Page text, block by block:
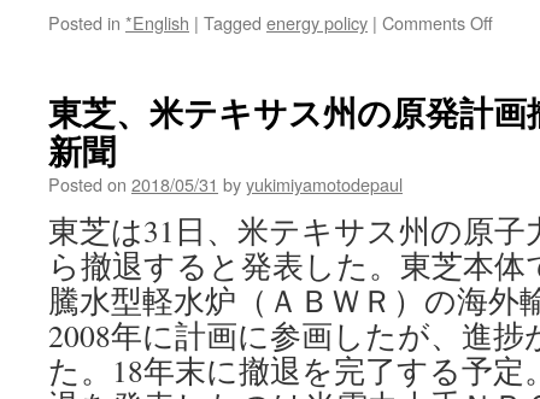
Posted in *English | Tagged energy policy | Comments Offon
US
World
Japan
東芝、米テキサス州の原発計
新聞
Posted on 2018/05/31 byyukimiyamotodepaul
東芝は31日、米テキサス州の原子
ら撤退すると発表した。東芝本
騰水型軽水炉（ＡＢＷＲ）の海外
2008年に計画に参画したが、進
た。18年末に撤退を完了する予定